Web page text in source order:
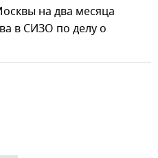
на два месяца
в СИЗО по делу о